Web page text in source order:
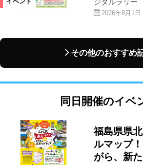
2026年8月1日
その他のおすすめ
同日開催のイベ
福島県県
ルマップ
がら、新